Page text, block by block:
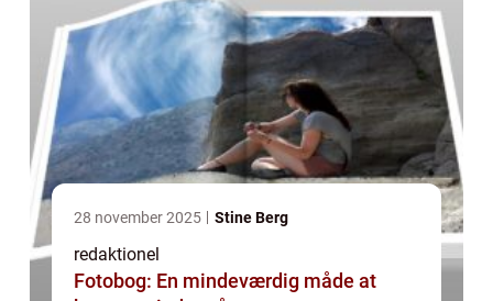
28 november 2025 Stine Berg
redaktionel
Fotobog: En mindeværdig måde at